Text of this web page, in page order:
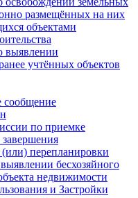
размещённых на них
объектами
выявлении
учтённых объектов
по приемке
(или) перепланировки
бесхозяйного
недвижимости
и Застройки